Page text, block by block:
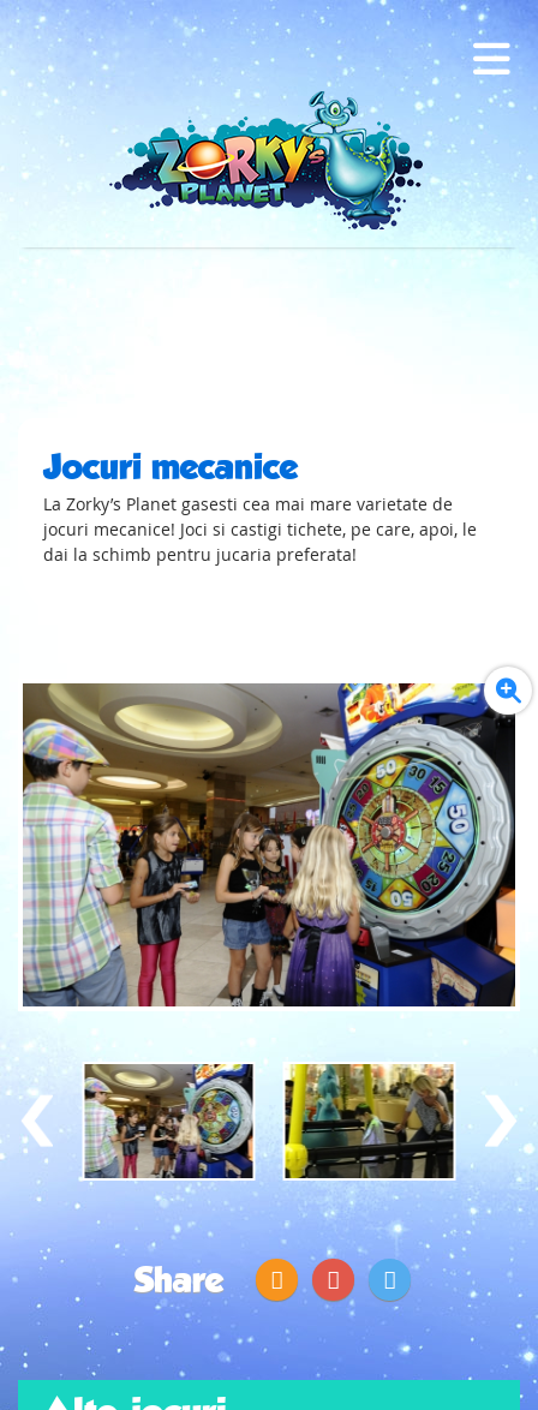
Jocuri mecanice
La Zorky’s Planet gasesti cea mai mare varietate de
jocuri mecanice! Joci si castigi tichete, pe care, apoi, le
dai la schimb pentru jucaria preferata!
Share